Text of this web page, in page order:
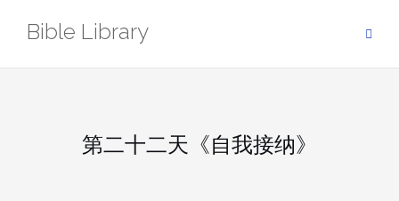
Bible Library
第二十二天《自我接纳》